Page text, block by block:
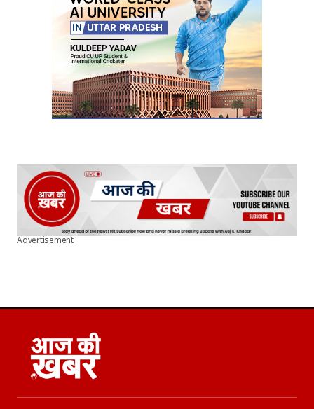
Advertisement